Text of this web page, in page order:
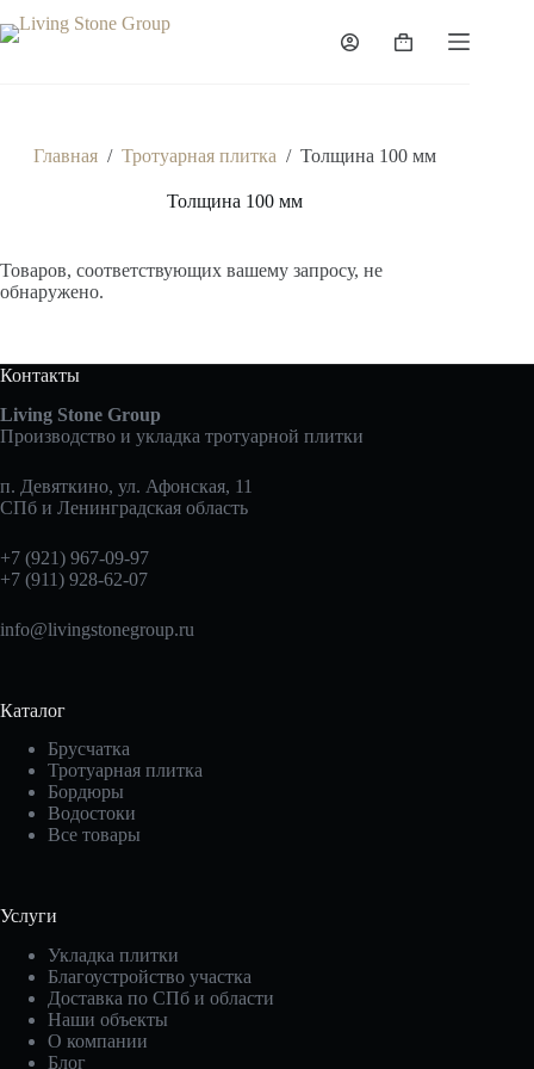
к
Корзина
Главная / Тротуарная плитка / Толщина 100 мм
Толщина 100 мм
Товаров, соответствующих вашему запросу, не
обнаружено.
Контакты
Living Stone Group
Производство и укладка тротуарной плитки
п. Девяткино, ул. Афонская, 11
СПб и Ленинградская область
+7 (921) 967-09-97
+7 (911) 928-62-07
info@livingstonegroup.ru
Каталог
Брусчатка
Тротуарная плитка
Бордюры
Водостоки
Все товары
Услуги
Укладка плитки
Благоустройство участка
Доставка по СПб и области
Наши объекты
О компании
Блог